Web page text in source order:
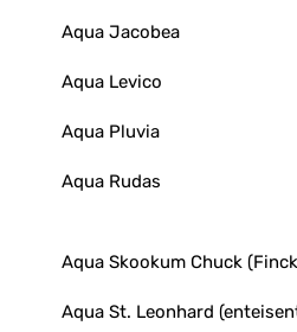
Aqua Jacobea
Aqua Levico
Aqua Pluvia
Aqua Rudas
Aqua Skookum Chuck
Aqua St. Leonhard